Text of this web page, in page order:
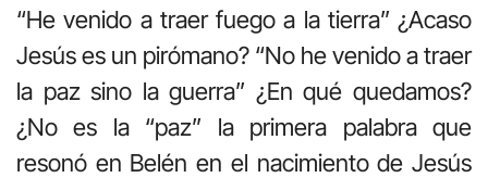
“He venido a traer fuego a la tierra” ¿Acaso
Jesús es un pirómano? “No he venido a traer
la paz sino la guerra” ¿En qué quedamos?
¿No es la “paz” la primera palabra que
resonó en Belén en el nacimiento de Jesús